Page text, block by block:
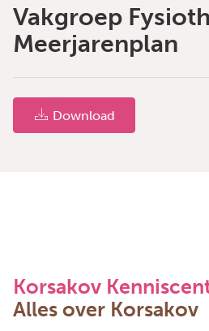
Vakgroep
Meerjarenplan
Download
Korsakov
Alles over Korsakov